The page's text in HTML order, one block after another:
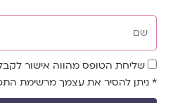
שדה
הסכמה
שליחת הטופס מהווה אישור
* ניתן להסיר את עצמך מרשימת